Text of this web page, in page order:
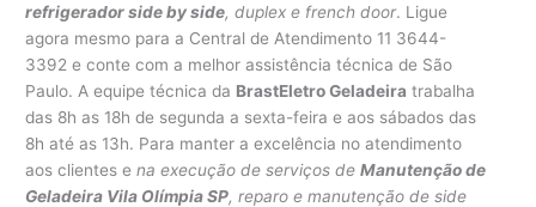
refrigerador side by side, duplex e french door. Ligue
agora mesmo para a Central de Atendimento 11 3644-
3392 e conte com a melhor assistência técnica de São
Paulo. A equipe técnica da BrastEletro Geladeira trabalha
das 8h as 18h de segunda a sexta-feira e aos sábados das
8h até as 13h. Para manter a excelência no atendimento
aos clientes ena execução de serviços deManutenção de
Geladeira Vila Olímpia SP, reparo e manutenção de side